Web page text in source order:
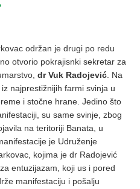
održan je drugi po redu
otvorio pokrajisnki sekretar za
dr Vuk Radojević . Na
najprestižnijih farmi svinja u
i stočne hrane. Jedino što
su same svinje, zbog
na teritoriji Banata, u
je Udruženje
kojima je dr Radojević
entuzijazam, koji us i pored
manifestaciju i pošalju